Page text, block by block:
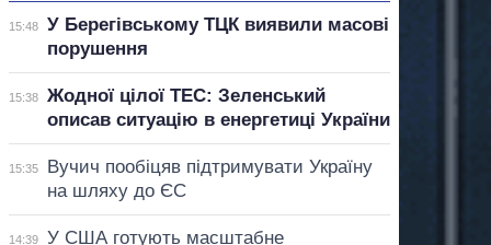
15:48
У Берегівському ТЦК виявили масові
порушення
15:38
Жодної цілої ТЕС: Зеленський
описав ситуацію в енергетиці України
15:35
Вучич пообіцяв підтримувати Україну
на шляху до ЄС
14:39
У США готують масштабне